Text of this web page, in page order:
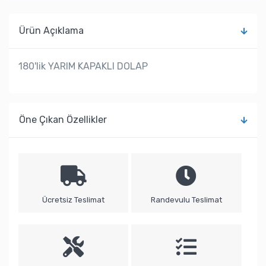
Ürün Açıklama
180'lik YARIM KAPAKLI DOLAP
Öne Çıkan Özellikler
Ücretsiz Teslimat Randevulu Teslimat